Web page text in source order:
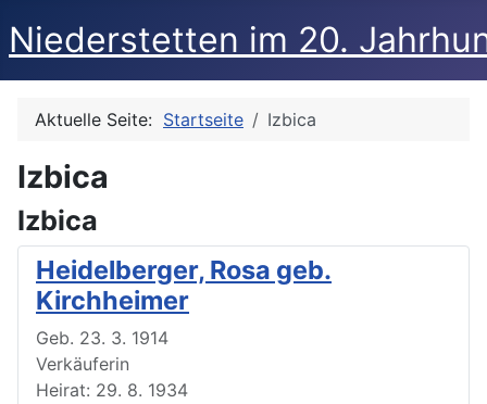
Niederstetten im 20.
Aktuelle Seite: Startseite Izbica
Izbica
Izbica
Heidelberger, Rosa geb.
Kirchheimer
Geb. 23. 3. 1914
Verkäuferin
Heirat: 29. 8. 1934